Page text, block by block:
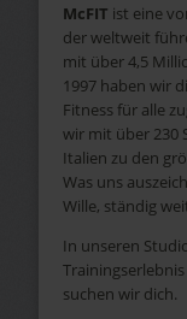
McFIT ist eine
der weltweit
mit über 4,5
1997 haben wir
Fitness für alle
wir mit über 230
Italien zu den
Was uns
Wille, ständig
In unseren
suchen wir dich.